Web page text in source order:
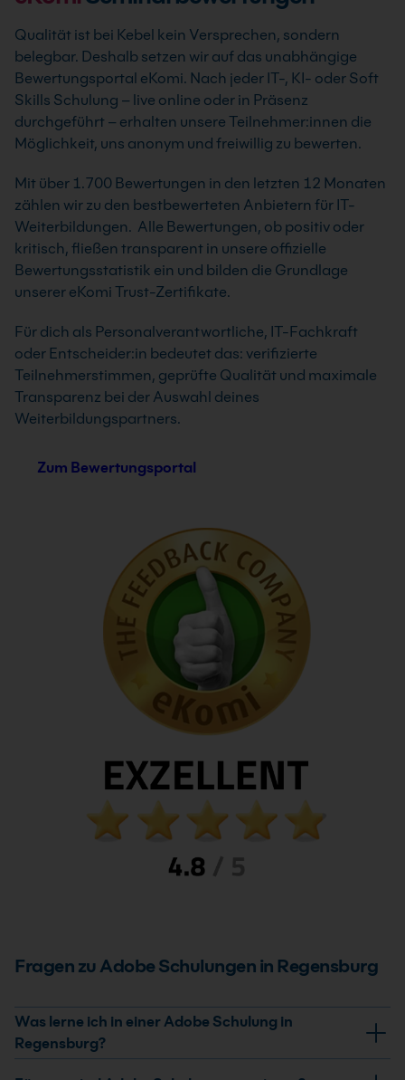
Qualität ist bei Kebel kein Versprechen, sondern
belegbar. Deshalb setzen wir auf das unabhängige
Bewertungsportal eKomi. Nach jeder IT-, KI- oder Soft
Skills Schulung – live online oder in Präsenz
durchgeführt – erhalten unsere Teilnehmer:innen die
Möglichkeit, uns anonym und freiwillig zu bewerten.
Mit über 1.700 Bewertungen in den letzten 12 Monaten
zählen wir zu den bestbewerteten Anbietern für IT-
Weiterbildungen. Alle Bewertungen, ob positiv oder
kritisch, fließen transparent in unsere offizielle
Bewertungsstatistik ein und bilden die Grundlage
unserer eKomi Trust-Zertifikate.
Für dich als Personalverantwortliche, IT-Fachkraft
oder Entscheider:in bedeutet das: verifizierte
Teilnehmerstimmen, geprüfte Qualität und maximale
Transparenz bei der Auswahl deines
Weiterbildungspartners.
Zum Bewertungsportal
Fragen zu Adobe Schulungen in Regensburg
Was lerne ich in einer Adobe Schulung in
Regensburg?
In unseren Adobe Schulungen in Regensburg lernst du